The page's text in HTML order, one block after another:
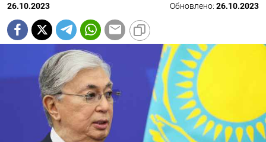
26.10.2023 Обновлено: 26.10.2023